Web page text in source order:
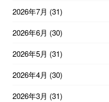
2026年7月 (31)
2026年6月 (30)
2026年5月 (31)
2026年4月 (30)
2026年3月 (31)